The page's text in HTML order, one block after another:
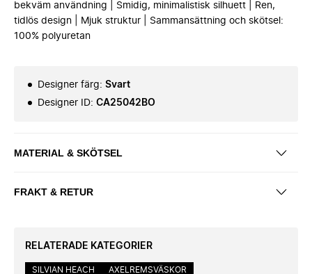
bekväm användning | Smidig, minimalistisk silhuett | Ren,
tidlös design | Mjuk struktur | Sammansättning och skötsel:
100% polyuretan
Designer färg: Svart
Designer ID: CA25042BO
MATERIAL & SKÖTSEL
FRAKT & RETUR
RELATERADE KATEGORIER
SILVIAN HEACH
AXELREMSVÄSKOR